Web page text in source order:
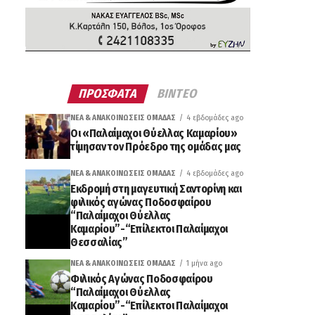
ΠΡΟΣΦΑΤΑ ΒΙΝΤΕΟ
ΝΈΑ & ΑΝΑΚΟΙΝΏΣΕΙΣ ΟΜΆΔΑΣ 4 εβδομάδες ago
Οι «Παλαίμαχοι Θύελλας Καμαρίου»
τίμησαν τον Πρόεδρο της ομάδας μας
ΝΈΑ & ΑΝΑΚΟΙΝΏΣΕΙΣ ΟΜΆΔΑΣ 4 εβδομάδες ago
Εκδρομή στη μαγευτική Σαντορίνη και
φιλικός αγώνας Ποδοσφαίρου
“Παλαίμαχοι Θύελλας
Καμαρίου”-“Επίλεκτοι Παλαίμαχοι
Θεσσαλίας”
ΝΈΑ & ΑΝΑΚΟΙΝΏΣΕΙΣ ΟΜΆΔΑΣ 1 μήνα ago
Φιλικός Αγώνας Ποδοσφαίρου
“Παλαίμαχοι Θύελλας
Καμαρίου”-“Επίλεκτοι Παλαίμαχοι